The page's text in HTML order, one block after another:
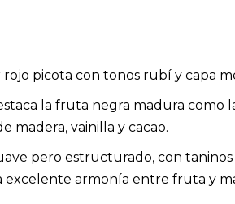
rojo picota con tonos rubí y capa
la fruta negra madura
madera, vainilla y cacao.
pero estructurado, con
excelente armonía entre fruta y